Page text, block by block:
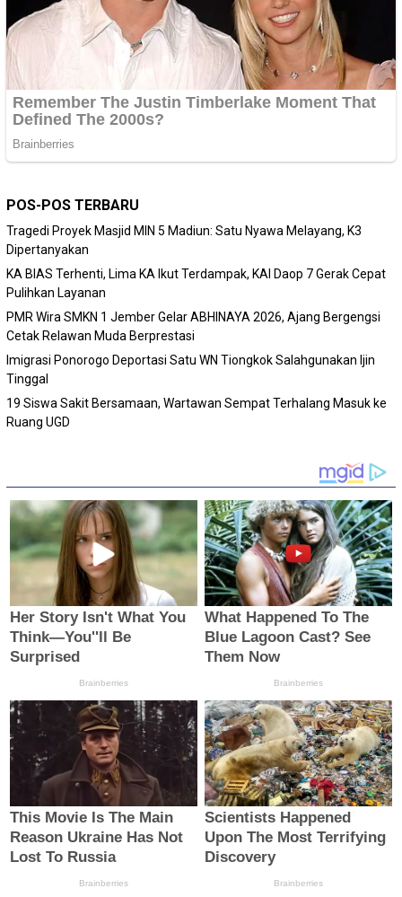
POS-POS TERBARU
Tragedi Proyek Masjid MIN 5 Madiun: Satu Nyawa Melayang, K3
Dipertanyakan
KA BIAS Terhenti, Lima KA Ikut Terdampak, KAI Daop 7 Gerak Cepat
Pulihkan Layanan
PMR Wira SMKN 1 Jember Gelar ABHINAYA 2026, Ajang Bergengsi
Cetak Relawan Muda Berprestasi
Imigrasi Ponorogo Deportasi Satu WN Tiongkok Salahgunakan Ijin
Tinggal
19 Siswa Sakit Bersamaan, Wartawan Sempat Terhalang Masuk ke
Ruang UGD